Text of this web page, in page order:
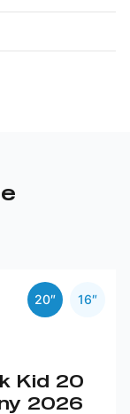
Kid 20
2026
20″ 16″